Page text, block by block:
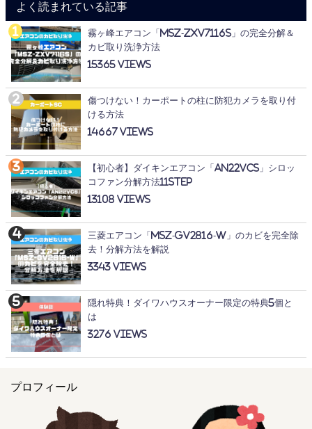
よく読まれている記事
霧ヶ峰エアコン「MSZ-ZXV7116S」の完全分解＆
カビ取り洗浄方法
15365
傷つけない！カーポートの柱に防犯カメラを取り付
ける方法
14667
【初心者】ダイキンエアコン「AN22VCS」シロッ
コファン分解方法11STEP
13108
三菱エアコン「MSZ-GV2816-W」のカビを完全除
去！分解方法を解説
3343
隠れ特典！ダイワハウスオーナー限定の特典5個と
は
3276
プロフィール